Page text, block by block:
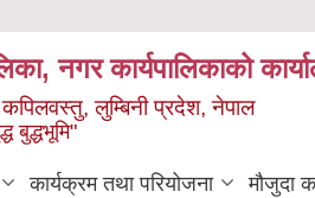
नगर कार्यपालिकाको
लुम्बिनी प्रदेश, नेपाल
बुद्धभूमि"
कार्यक्रम तथा परियोजना मौजुदा